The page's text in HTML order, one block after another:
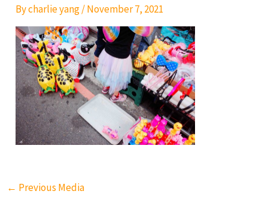
Bycharlie yang/November 7, 2021
← Previous Media